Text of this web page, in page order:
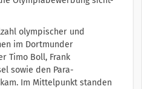
olympischer und
im Dortmunder
Timo Boll, Frank
sowie den Para-
Im Mittelpunkt standen